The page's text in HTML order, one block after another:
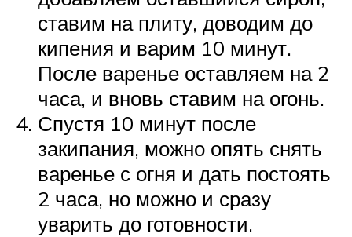
ставим на плиту, доводим до
кипения и варим 10 минут.
После варенье оставляем на 2
часа, и вновь ставим на огонь.
Спустя 10 минут после
закипания, можно опять снять
варенье с огня и дать постоять
2 часа, но можно и сразу
уварить до готовности.